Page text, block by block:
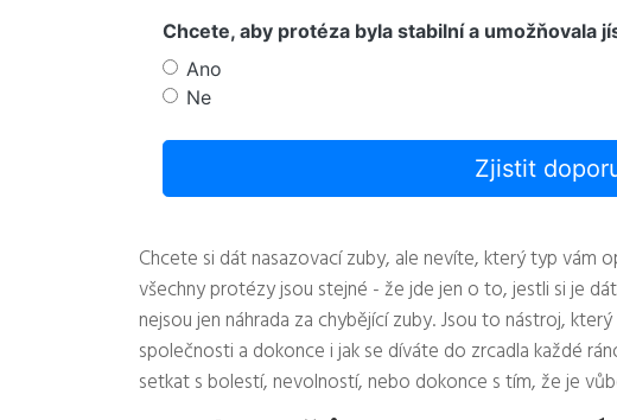
Chcete, aby protéza byla stabilní a umožňovala
Ano
Ne
Zjistit
Chcete si dát nasazovací zuby, ale nevíte, který typ vám
všechny protézy jsou stejné - že jde jen o to, jestli si je
nejsou jen náhrada za chybějící zuby. Jsou to nástroj,
společnosti a dokonce i jak se díváte do zrcadla každé
setkat s bolestí, nevolností, nebo dokonce s tím, že je